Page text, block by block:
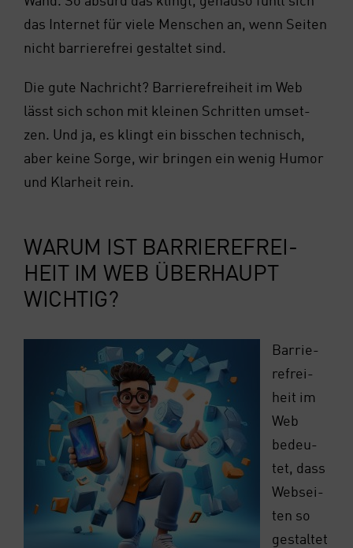
das Inter­net für vie­le Men­schen an, wenn Sei­ten
nicht bar­rie­re­frei gestal­tet sind.
Die gute Nach­richt? Bar­rie­re­frei­heit im Web
lässt sich schon mit klei­nen Schrit­ten umset­
zen. Und ja, es klingt ein biss­chen tech­nisch,
aber kei­ne Sor­ge, wir brin­gen ein wenig Humor
und Klar­heit rein.
WAR­UM IST BAR­RIE­RE­FREI­
HEIT IM WEB ÜBER­HAUPT
WICH­TIG?
Bar­rie­
re­frei­
heit im
Web
bedeu­
tet, dass
Web­sei­
ten so
gestal­tet